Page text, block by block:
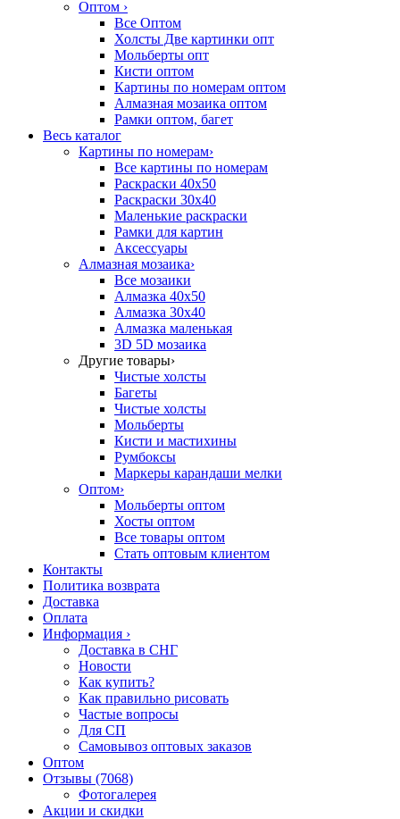
Оптом ›
Все Оптом
Холсты Две картинки опт
Мольберты опт
Кисти оптом
Картины по номерам оптом
Алмазная мозаика оптом
Рамки оптом, багет
Весь каталог
Картины по номерам›
Все картины по номерам
Раскраски 40х50
Раскраски 30х40
Маленькие раскраски
Рамки для картин
Аксессуары
Алмазная мозаика›
Все мозаики
Алмазка 40х50
Алмазка 30х40
Алмазка маленькая
3D 5D мозаика
Другие товары›
Чистые холсты
Багеты
Чистые холсты
Мольберты
Кисти и мастихины
Румбоксы
Маркеры карандаши мелки
Оптом›
Мольберты оптом
Хосты оптом
Все товары оптом
Стать оптовым клиентом
Контакты
Политика возврата
Доставка
Оплата
Информация ›
Доставка в СНГ
Новости
Как купить?
Как правильно рисовать
Частые вопросы
Для СП
Самовывоз оптовых заказов
Оптом
Отзывы (7068)
Фотогалерея
Акции и скидки